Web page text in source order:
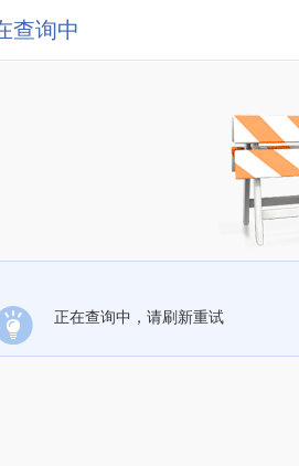
查询中
正在查询中，请刷新重试